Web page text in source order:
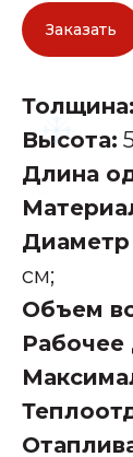
Заказать
Толщина:
Высота:
Длина
Диаметр
см;
Объем
Рабочее